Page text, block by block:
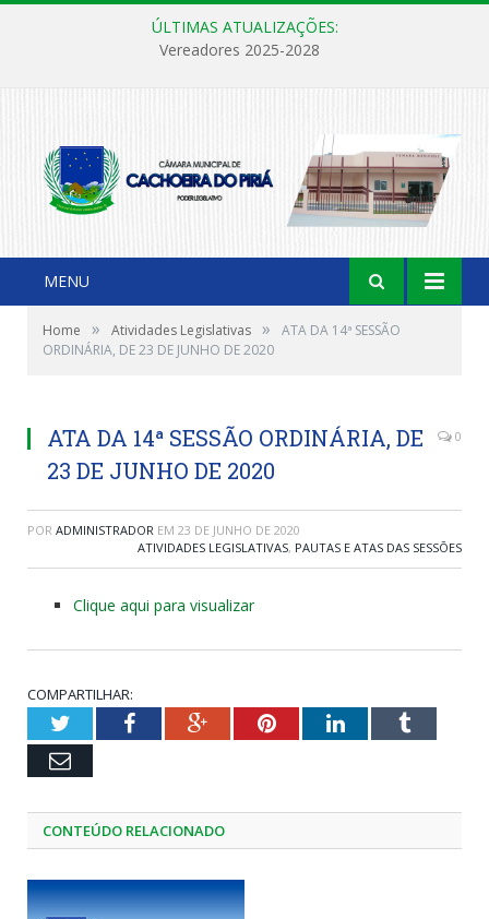
ÚLTIMAS ATUALIZAÇÕES:
Vereadores 2025-2028
MENU
Home » Atividades Legislativas »
ATA DA 14ª SESSÃO
ORDINÁRIA, DE 23 DE JUNHO DE 2020
ATA DA 14ª SESSÃO ORDINÁRIA, DE
23 DE JUNHO DE 2020
0
POR ADMINISTRADOR EM 23 DE JUNHO DE 2020
ATIVIDADES LEGISLATIVAS, PAUTAS E ATAS DAS SESSÕES
Clique aqui para visualizar
COMPARTILHAR:
TwitterFacebookGoogle+PinterestLinkedInTumblr
Email
CONTEÚDO RELACIONADO